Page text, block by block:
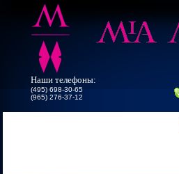
Наши телефоны:
(495) 698-30-65
(965) 276-37-12